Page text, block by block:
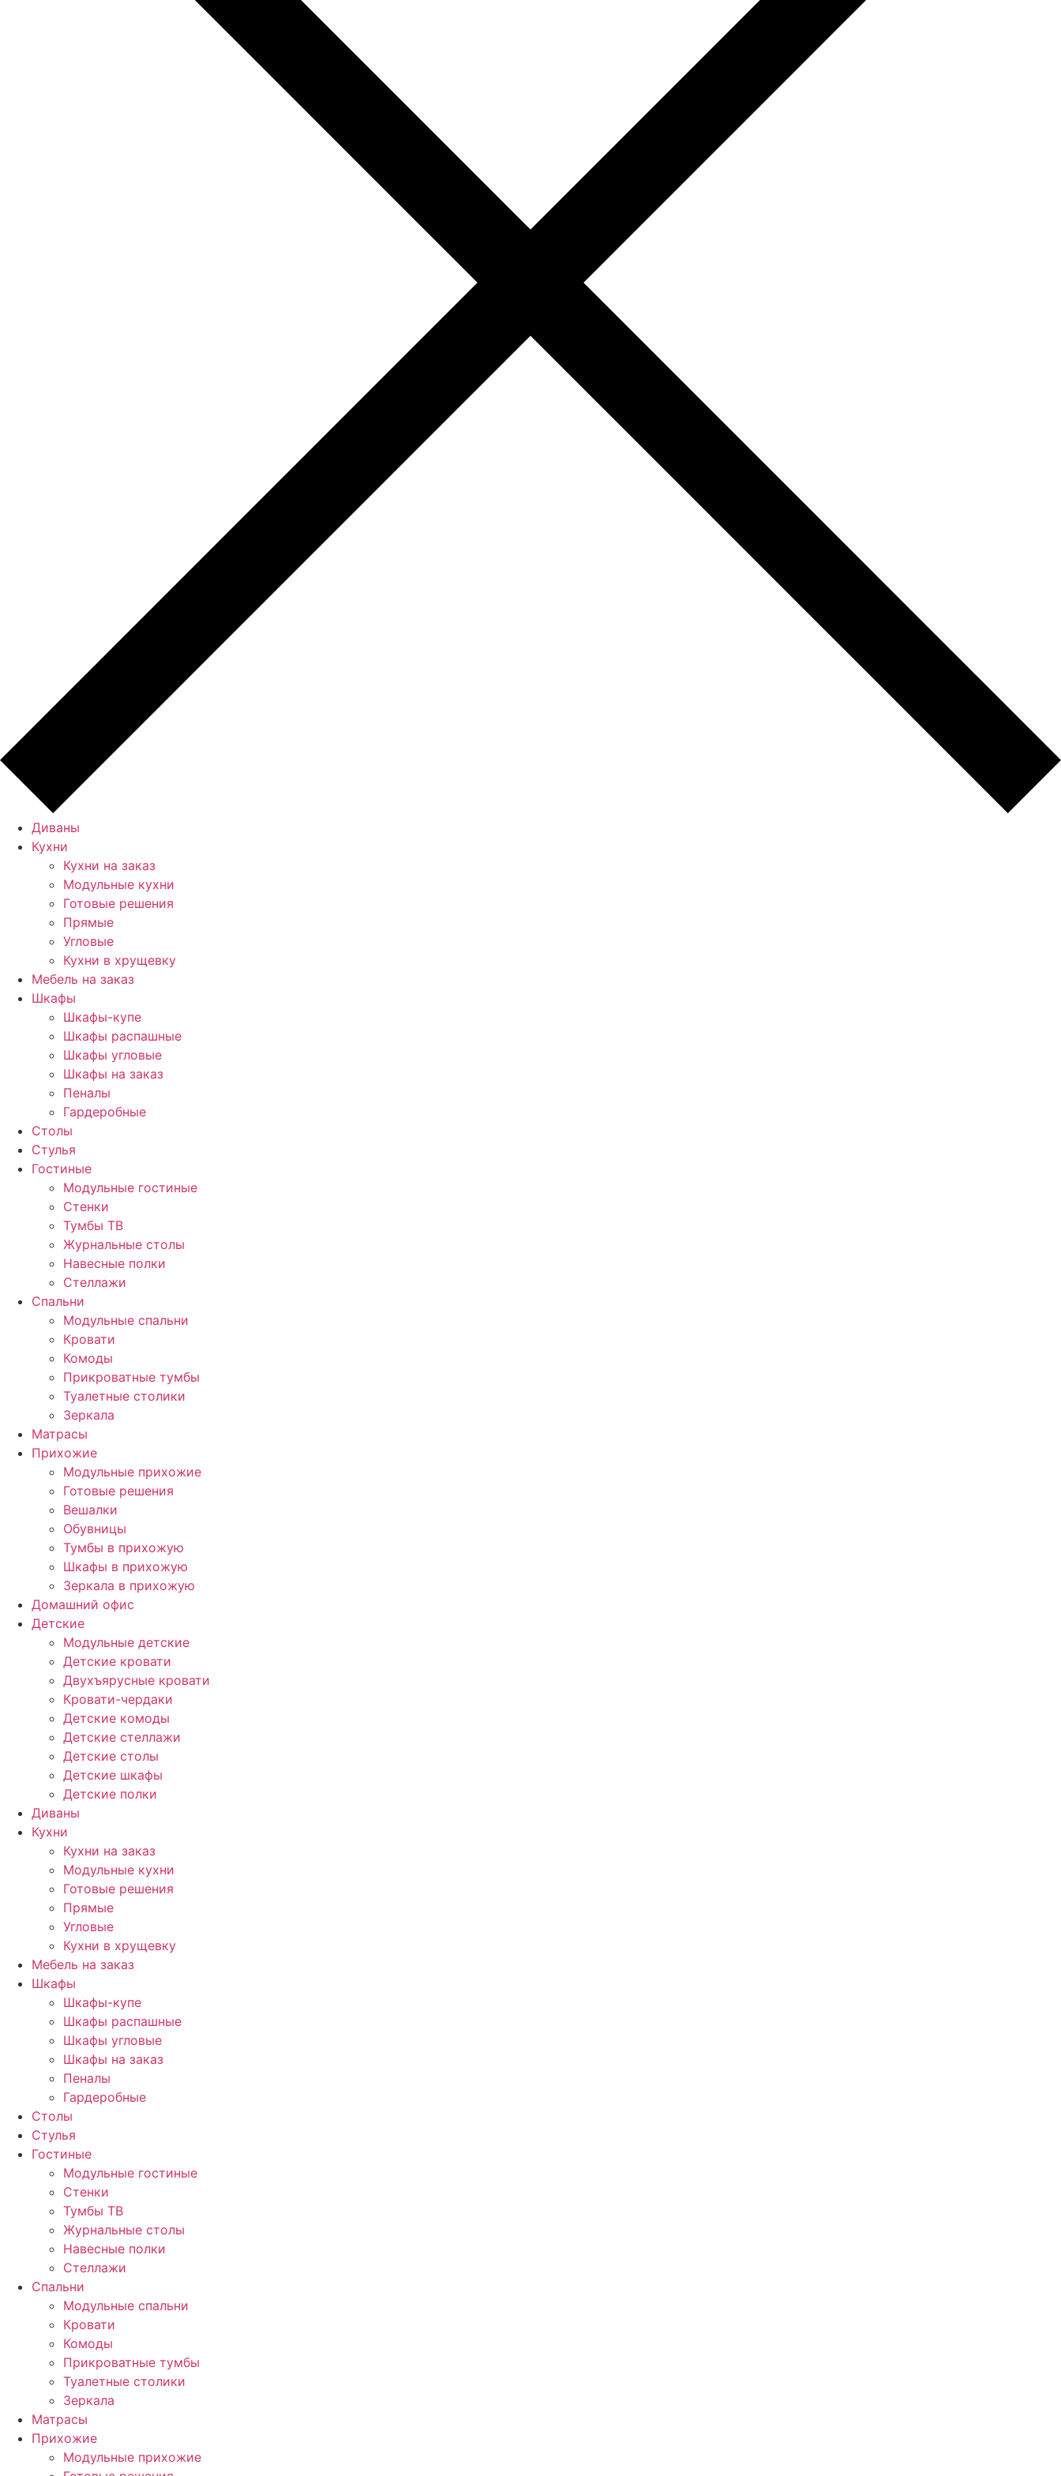
Диваны
Кухни
Кухни на заказ
Модульные кухни
Готовые решения
Прямые
Угловые
Кухни в хрущевку
Мебель на заказ
Шкафы
Шкафы-купе
Шкафы распашные
Шкафы угловые
Шкафы на заказ
Пеналы
Гардеробные
Столы
Стулья
Гостиные
Модульные гостиные
Стенки
Тумбы ТВ
Журнальные столы
Навесные полки
Стеллажи
Спальни
Модульные спальни
Кровати
Комоды
Прикроватные тумбы
Туалетные столики
Зеркала
Матрасы
Прихожие
Модульные прихожие
Готовые решения
Вешалки
Обувницы
Тумбы в прихожую
Шкафы в прихожую
Зеркала в прихожую
Домашний офис
Детские
Модульные детские
Детские кровати
Двухъярусные кровати
Кровати-чердаки
Детские комоды
Детские стеллажи
Детские столы
Детские шкафы
Детские полки
Диваны
Кухни
Кухни на заказ
Модульные кухни
Готовые решения
Прямые
Угловые
Кухни в хрущевку
Мебель на заказ
Шкафы
Шкафы-купе
Шкафы распашные
Шкафы угловые
Шкафы на заказ
Пеналы
Гардеробные
Столы
Стулья
Гостиные
Модульные гостиные
Стенки
Тумбы ТВ
Журнальные столы
Навесные полки
Стеллажи
Спальни
Модульные спальни
Кровати
Комоды
Прикроватные тумбы
Туалетные столики
Зеркала
Матрасы
Прихожие
Модульные прихожие